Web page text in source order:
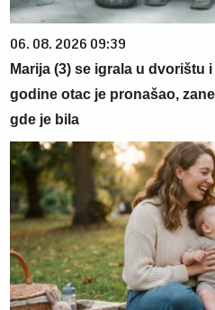
06. 08. 2026 09:39
Marija (3) se igrala u dvorištu
godine otac je pronašao,
gde je bila